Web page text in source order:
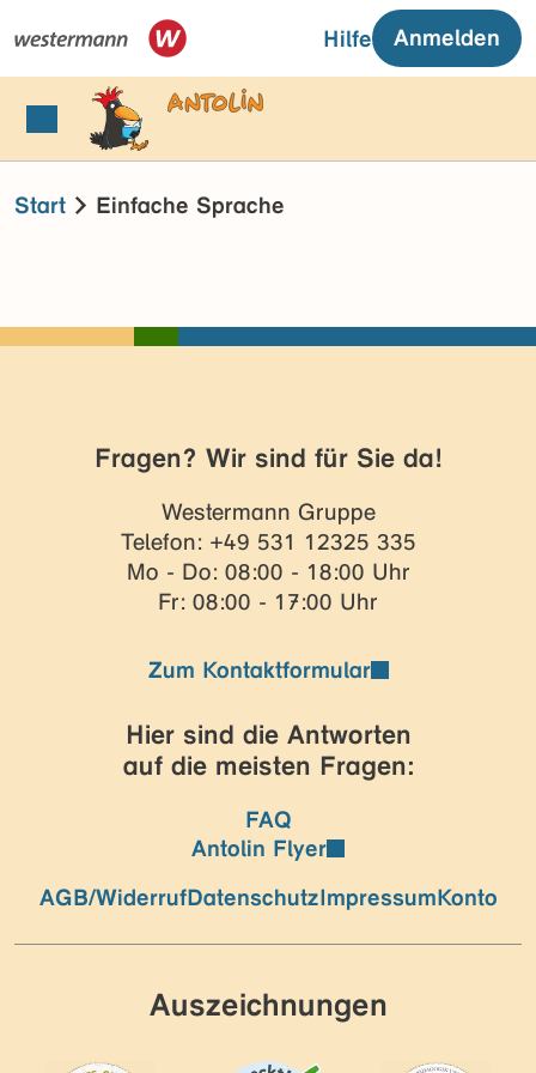
Hilfe Anmelden
Start Einfache Sprache
Fragen? Wir sind für Sie da!
Westermann Gruppe
Telefon: +49 531 12325 335
Mo - Do: 08:00 - 18:00 Uhr
Fr: 08:00 - 17:00 Uhr
Zum Kontaktformular
Hier sind die Antworten
auf die meisten Fragen:
FAQ
Antolin Flyer
AGB/WiderrufDatenschutzImpressumKonto
Auszeichnungen